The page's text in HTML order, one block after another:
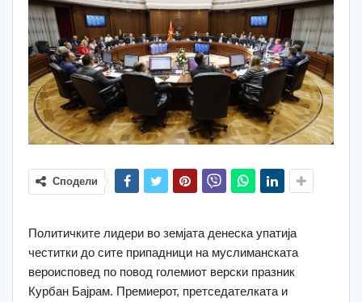
Сподели
Политичките лидери во земјата денеска упатија
честитки до сите припадници на муслиманската
вероисповед по повод големиот верски празник
Курбан Бајрам. Премиерот, претседателката и